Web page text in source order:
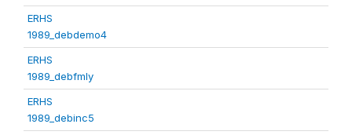
ERHS
1989_debdemo4
ERHS
1989_debfmly
ERHS
1989_debinc5